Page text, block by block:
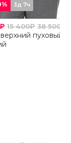
% 3д 7ч
15 400₽ 38 500₽
пуховый